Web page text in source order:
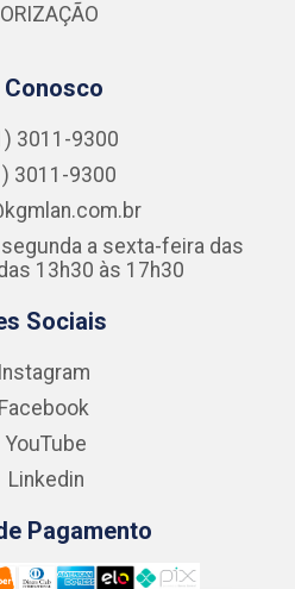
Conosco
3011-9300
3011-9300
a sexta-feira das
13h30 às 17h30
Sociais
Instagram
Facebook
YouTube
Linkedin
Pagamento